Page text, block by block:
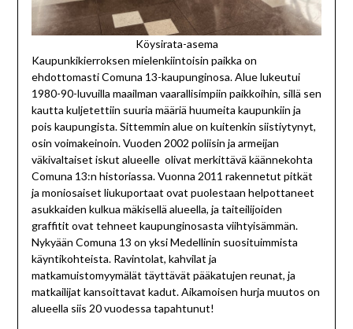
Köysirata-asema
Kaupunkikierroksen mielenkiintoisin paikka on
ehdottomasti Comuna 13-kaupunginosa. Alue lukeutui
1980-90-luvuilla maailman vaarallisimpiin paikkoihin, sillä sen
kautta kuljetettiin suuria määriä huumeita kaupunkiin ja
pois kaupungista. Sittemmin alue on kuitenkin siistiytynyt,
osin voimakeinoin. Vuoden 2002 poliisin ja armeijan
väkivaltaiset iskut alueelle olivat merkittävä käännekohta
Comuna 13:n historiassa. Vuonna 2011 rakennetut pitkät
ja moniosaiset liukuportaat ovat puolestaan helpottaneet
asukkaiden kulkua mäkisellä alueella, ja taiteilijoiden
graffitit ovat tehneet kaupunginosasta viihtyisämmän.
Nykyään Comuna 13 on yksi Medellinin suosituimmista
käyntikohteista. Ravintolat, kahvilat ja
matkamuistomyymälät täyttävät pääkatujen reunat, ja
matkailijat kansoittavat kadut. Aikamoisen hurja muutos on
alueella siis 20 vuodessa tapahtunut!